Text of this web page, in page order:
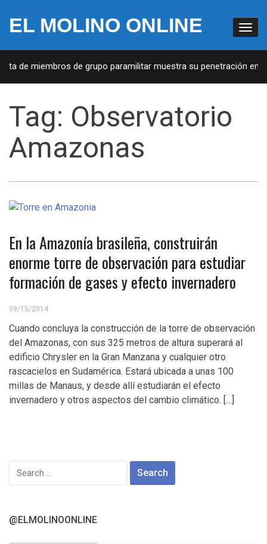
EL MOLINO ONLINE
de miembros de grupo paramilitar muestra su penetración en la
Tag: Observatorio
Amazonas
En la Amazonía brasileña, construirán
enorme torre de observación para estudiar
formación de gases y efecto invernadero
09/15/2014
Cuando concluya la construcción de la torre de observación
del Amazonas, con sus 325 metros de altura superará al
edificio Chrysler en la Gran Manzana y cualquier otro
rascacielos en Sudamérica. Estará ubicada a unas 100
millas de Manaus, y desde allí estudiarán el efecto
invernadero y otros aspectos del cambio climático. […]
Search
@ELMOLINOONLINE